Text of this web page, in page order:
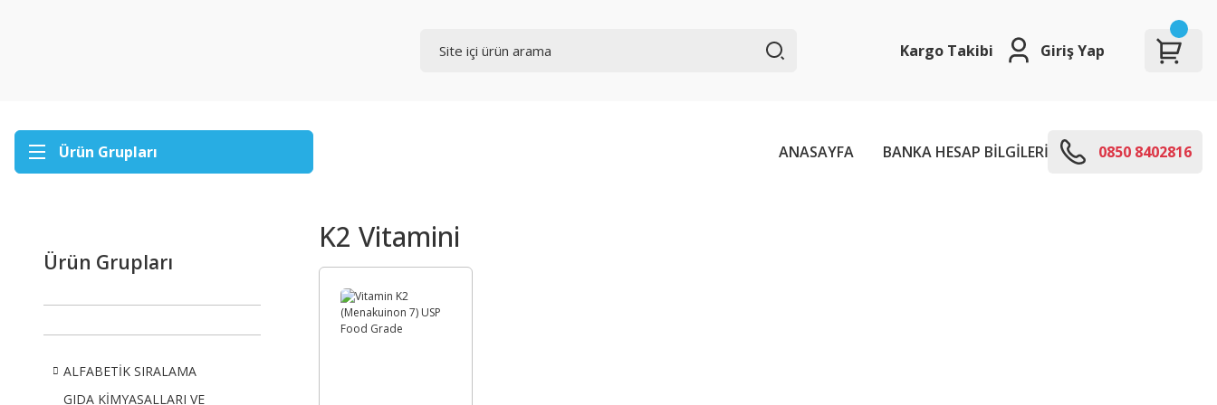
Kargo Takibi Giriş Yap
Ürün Grupları ANASAYFA BANKA HESAP BİLGİLERİ E-KODLARI
0850 8402816
Ürün Grupları
ALFABETİK SIRALAMA
GIDA KİMYASALLARI VE
K2 Vitamini